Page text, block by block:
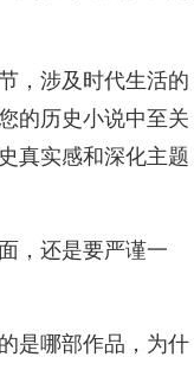
，涉及时代生活的
的历史小说中至关
真实感和深化主题
，还是要严谨一
是哪部作品，为什